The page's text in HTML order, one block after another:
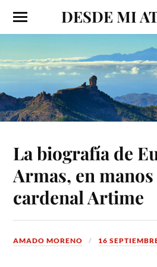
DESDE MI
La biografía de
Armas, en
cardenal Artime
AMADO MORENO 16